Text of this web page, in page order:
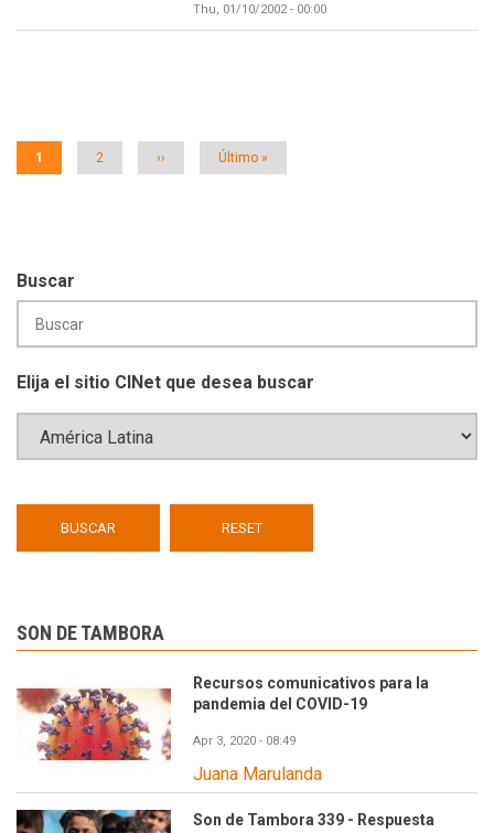
Thu, 01/10/2002 - 00:00
Página
actual
1 Página
2
Siguiente
página
››
Última
página
Último »
Buscar
Elija el sitio CINet que desea buscar
SON DE TAMBORA
Recursos comunicativos para la
pandemia del COVID-19
Apr 3, 2020 - 08:49
Juana Marulanda
Son de Tambora 339 - Respuesta